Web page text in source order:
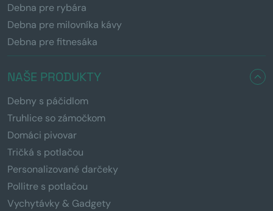
Debna pre rybára
Debna pre milovníka kávy
Debna pre fitnesáka
NAŠE PRODUKTY
Debny s páčidlom
Truhlice so zámočkom
Domáci pivovar
Tričká s potlačou
Personalizované darčeky
Pollitre s potlačou
Vychytávky & Gadgety